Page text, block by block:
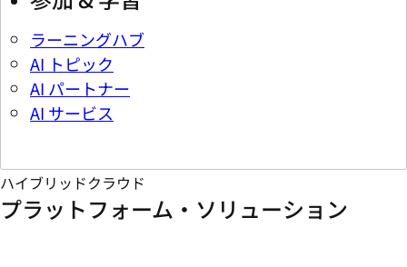
ラーニングハブ
AI トピック
AI パートナー
AI サービス
ハイブリッドクラウド
プラットフォーム・ソリューション